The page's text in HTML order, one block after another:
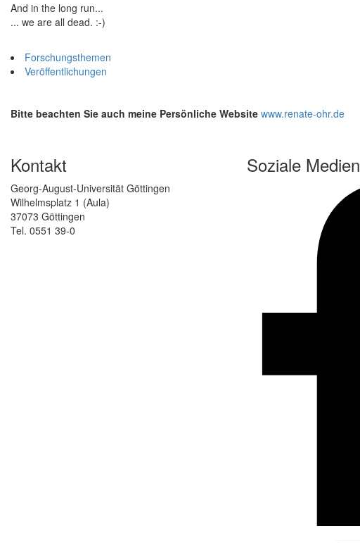
And in the long run...
... we are all dead. :-)
Forschungsthemen
Veröffentlichungen
Bitte beachten Sie auch meine Persönliche Website www.renate-ohr.de
Kontakt
Georg-August-Universität Göttingen
Wilhelmsplatz 1 (Aula)
37073 Göttingen
Tel. 0551 39-0
Soziale Medien